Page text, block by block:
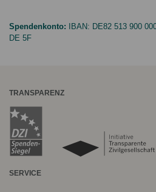
Spendenkonto: IBAN: DE82 513 900
DE 5F
TRANSPARENZ
SERVICE